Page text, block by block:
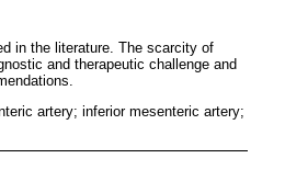
in the literature. The scarcity of
and therapeutic challenge and
artery; inferior mesenteric artery;